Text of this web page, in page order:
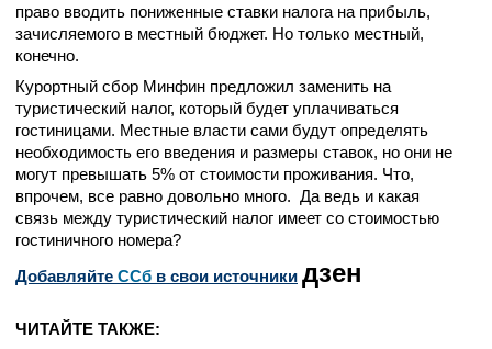
право вводить пониженные ставки налога на прибыль,
зачисляемого в местный бюджет. Но только местный,
конечно.
Курортный сбор Минфин предложил заменить на
туристический налог, который будет уплачиваться
гостиницами. Местные власти сами будут определять
необходимость его введения и размеры ставок, но они не
могут превышать 5% от стоимости проживания. Что,
впрочем, все равно довольно много. Да ведь и какая
связь между туристический налог имеет со стоимостью
гостиничного номера?
Добавляйте CСб в свои источники дзен
ЧИТАЙТЕ ТАКЖЕ: